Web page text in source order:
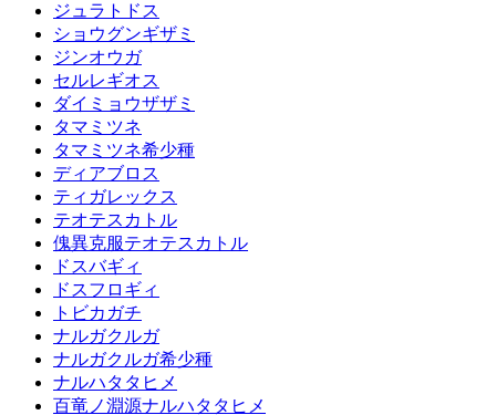
ジュラトドス
ショウグンギザミ
ジンオウガ
セルレギオス
ダイミョウザザミ
タマミツネ
タマミツネ希少種
ディアブロス
ティガレックス
テオテスカトル
傀異克服テオテスカトル
ドスバギィ
ドスフロギィ
トビカガチ
ナルガクルガ
ナルガクルガ希少種
ナルハタタヒメ
百竜ノ淵源ナルハタタヒメ